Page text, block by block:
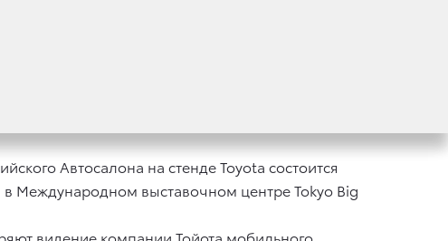
Автосалона на стенде Toyota состоится
Международном выставочном центре Tokyo Big
видение компании Тойота мобильного